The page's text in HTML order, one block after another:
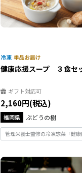
健康応援スープ ３食セ
ギフト対応可
2,160円(税込)
福岡県 ぶどうの樹
管理栄養士監修の冷凍惣菜「健